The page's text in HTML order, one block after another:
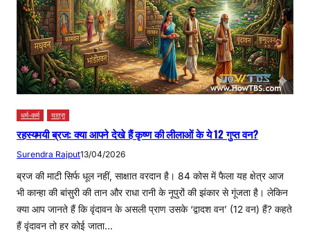
धर्म-कर्म यात्रा
रहस्यमयी ब्रज: क्या आपने देखे हैं कृष्ण की लीलाओं के ये 12 गुप्त वन?
Surendra Rajput13/04/2026
ब्रज की माटी सिर्फ धूल नहीं, साक्षात वरदान है। 84 कोस में फैला यह क्षेत्र आज
भी कान्हा की बांसुरी की तान और राधा रानी के नूपुरों की झंकार से गूंजता है। लेकिन
क्या आप जानते हैं कि वृंदावन के असली प्राण उसके ‘द्वादश वन’ (12 वन) हैं? कहते
हैं वृंदावन तो हर कोई जाता…